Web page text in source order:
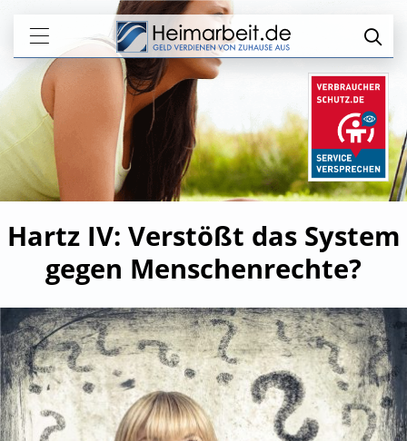
Hartz IV: Verstößt das System
gegen Menschenrechte?